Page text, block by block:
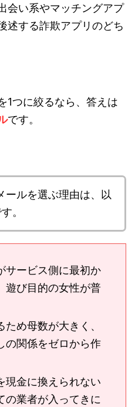
会い系やマッチングアプ
述する詐欺アプリのどち
1つに絞るなら、答えは
です。
ールを選ぶ理由は、以
。
サービス側に最初か
遊び目的の女性が普
め母数が大きく、
の関係をゼロから作
現金に換えられない
の業者が入ってきに